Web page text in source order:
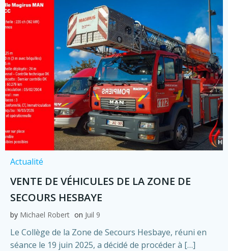
Actualité
VENTE DE VÉHICULES DE LA ZONE DE
SECOURS HESBAYE
by Michael Robert on Juil 9
Le Collège de la Zone de Secours Hesbaye, réuni en
séance le 19 juin 2025, a décidé de procéder à […]